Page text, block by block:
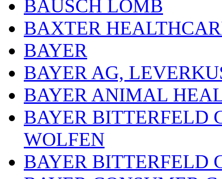
BAUSCH LOMB
BAXTER
BAYER
BAYER AG,
BAYER ANIMAL
BAYER BITTERFELD
WOLFEN
BAYER BITTERFELD